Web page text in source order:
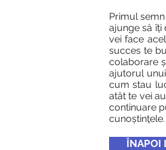
Primul
ajunge să
vei face
succes te
colaborare
ajutorul
cum stau
atât te vei
continuare
cunoștințele.
ÎNAPOI